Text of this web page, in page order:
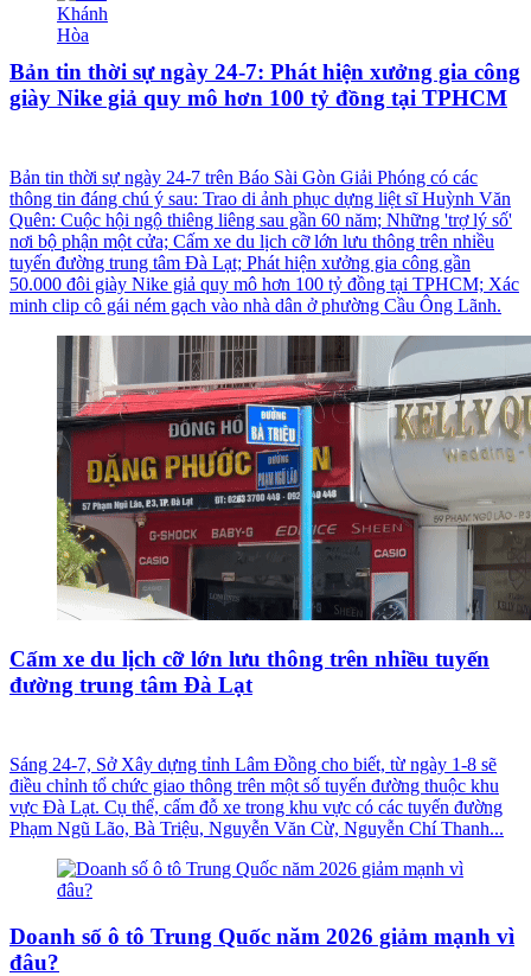
Bản tin thời sự ngày 24-7: Phát hiện xưởng gia công
giày Nike giả quy mô hơn 100 tỷ đồng tại TPHCM
Bản tin thời sự ngày 24-7 trên Báo Sài Gòn Giải Phóng có các
thông tin đáng chú ý sau: Trao di ảnh phục dựng liệt sĩ Huỳnh Văn
Quên: Cuộc hội ngộ thiêng liêng sau gần 60 năm; Những 'trợ lý số'
nơi bộ phận một cửa; Cấm xe du lịch cỡ lớn lưu thông trên nhiều
tuyến đường trung tâm Đà Lạt; Phát hiện xưởng gia công gần
50.000 đôi giày Nike giả quy mô hơn 100 tỷ đồng tại TPHCM; Xác
minh clip cô gái ném gạch vào nhà dân ở phường Cầu Ông Lãnh.
Cấm xe du lịch cỡ lớn lưu thông trên nhiều tuyến
đường trung tâm Đà Lạt
Sáng 24-7, Sở Xây dựng tỉnh Lâm Đồng cho biết, từ ngày 1-8 sẽ
điều chỉnh tổ chức giao thông trên một số tuyến đường thuộc khu
vực Đà Lạt. Cụ thể, cấm đỗ xe trong khu vực có các tuyến đường
Phạm Ngũ Lão, Bà Triệu, Nguyễn Văn Cừ, Nguyễn Chí Thanh...
Doanh số ô tô Trung Quốc năm 2026 giảm mạnh vì
đâu?